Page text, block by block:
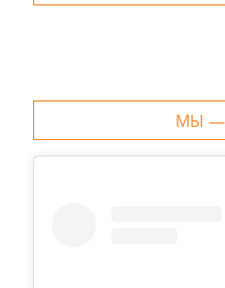
МЫ —